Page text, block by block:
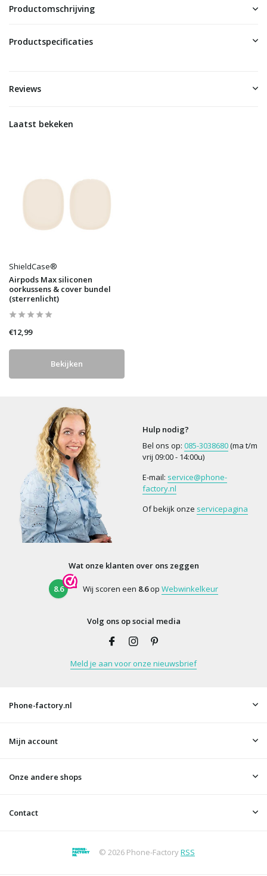
Productomschrijving
Productspecificaties
Reviews
Laatst bekeken
ShieldCase®
Airpods Max siliconen
oorkussens & cover bundel
(sterrenlicht)
€12,99
Bekijken
Hulp nodig?
Bel ons op: 085-3038680(ma t/m
vrij 09:00 - 14:00u)
E-mail: service@phone-
factory.nl
Of bekijk onze servicepagina
Wat onze klanten over ons zeggen
8.6 Wij scoren een 8.6op Webwinkelkeur
Volg ons op social media
Meld je aan voor onze nieuwsbrief
Phone-factory.nl
Mijn account
Onze andere shops
Contact
© 2026 Phone-FactoryRSS